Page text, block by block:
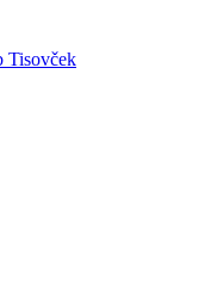
Tisovček